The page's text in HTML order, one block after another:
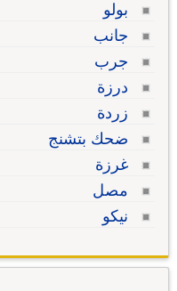
بولو
جانب
جرب
درزة
زردة
ضحك بتشنج
غرزة
مصل
نيكو